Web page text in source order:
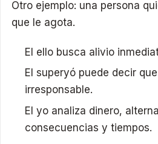
Otro ejemplo: una persona
que le agota.
El ello busca alivio
El superyó puede decir
irresponsable.
El yo analiza dinero,
consecuencias y tiempos.